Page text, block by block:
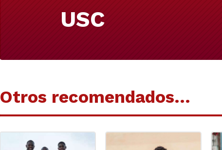
USC
Otros recomendados…